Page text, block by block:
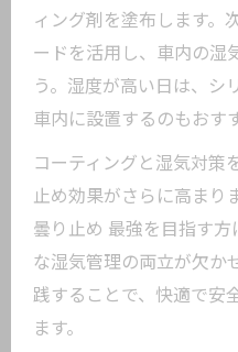
ィング剤を塗布します。
ードを活用し、車内の湿
う。湿度が高い日は、シ
車内に設置するのもおす
コーティングと湿気対策
止め効果がさらに高まり
曇り止め 最強を目指す
な湿気管理の両立が欠か
践することで、快適で安
ます。